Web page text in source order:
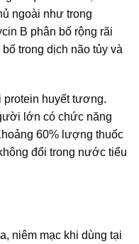
ngoài như trong
B phân bố rộng rãi
trong dịch não tủy và
protein huyết tương.
lớn có chức năng
60% lượng thuốc
đổi trong nước tiểu
niêm mạc khi dùng tại